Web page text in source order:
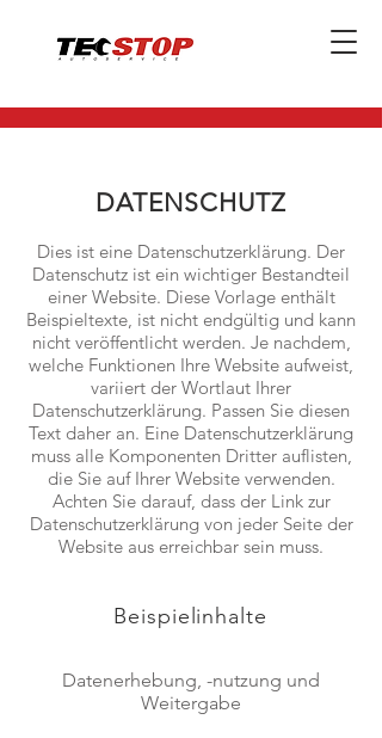
DATENSCHUTZ
Dies ist eine Datenschutzerklärung. Der
Datenschutz ist ein wichtiger Bestandteil
einer Website. Diese Vorlage enthält
Beispieltexte, ist nicht endgültig und kann
nicht veröffentlicht werden. Je nachdem,
welche Funktionen Ihre Website aufweist,
variiert der Wortlaut Ihrer
Datenschutzerklärung. Passen Sie diesen
Text daher an. Eine Datenschutzerklärung
muss alle Komponenten Dritter auflisten,
die Sie auf Ihrer Website verwenden.
Achten Sie darauf, dass der Link zur
Datenschutzerklärung von jeder Seite der
Website aus erreichbar sein muss.
Beispielinhalte
Datenerhebung, -nutzung und
Weitergabe